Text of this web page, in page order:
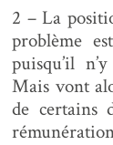
2 – La
problème
puisqu’il
Mais vont
de certains